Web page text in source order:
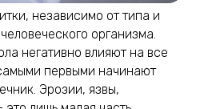
независимо от типа и
организма.
негативно влияют на все
первыми начинают
Эрозии, язвы,